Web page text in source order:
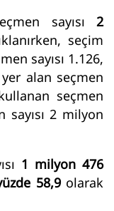
sayısı 2
seçim
sayısı 1.126,
alan seçmen
seçmen
sayısı 2 milyon
1 milyon 476
58,9olarak